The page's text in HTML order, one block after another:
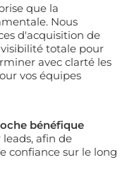
que la
Nous
d'acquisition de
totale pour
avec clarté les
vos équipes
bénéfique
afin de
confiance sur le long